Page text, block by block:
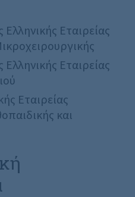
Εταιρείας
Εταιρείας
Εταιρείας
και